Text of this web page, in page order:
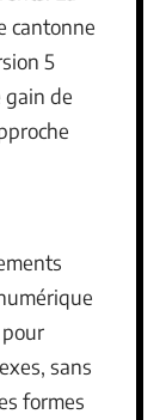
cantonne
5
gain de
sans
formes